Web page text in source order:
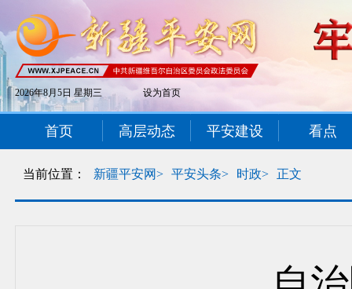
2026年8月5日 星期三 设为首页
首页 高层动态 平安建设 看点
当前位置： 新疆平安网> 平安头条> 时政> 正文